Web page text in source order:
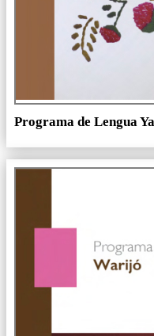
Programa de Lengua